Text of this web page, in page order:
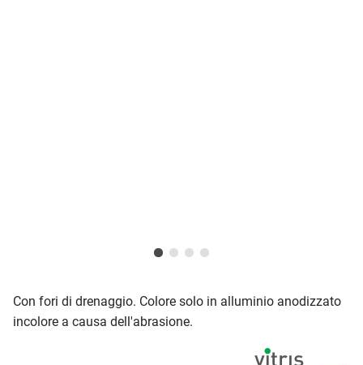
Con fori di drenaggio. Colore solo in alluminio anodizzato
incolore a causa dell'abrasione.